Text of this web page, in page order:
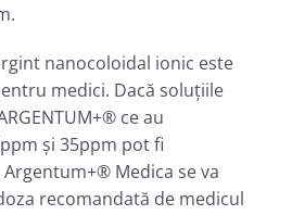
nanocoloidal ionic este
medici. Dacă soluţiile
ce au
şi 35ppm pot fi
Medica se va
recomandată de medicul